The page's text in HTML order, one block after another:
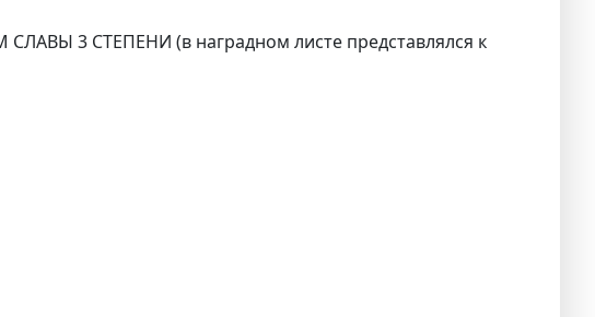
3 СТЕПЕНИ (в наградном листе представлялся к